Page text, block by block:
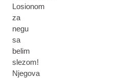
Losionom
za
negu
sa
belim
slezom!
Njegova